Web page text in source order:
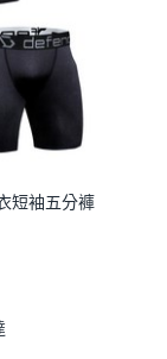
短袖五分褲